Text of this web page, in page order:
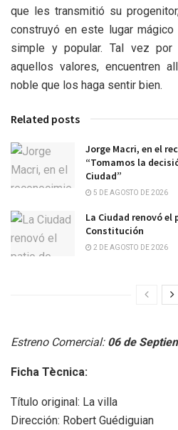
que les transmitió su
construyó en este lugar
simple y popular. Tal vez
aquellos valores, encuentren
noble que los haga sentir bien.
Related posts
Jorge Macri, en el
“Tomamos la
Ciudad”
5 DE AGOSTO DE 2026
La Ciudad renovó el
Constitución
2 DE AGOSTO DE 2026
Estreno Comercial: 06 de
Ficha Tècnica:
Título original: La villa
Dirección: Robert Guédiguian